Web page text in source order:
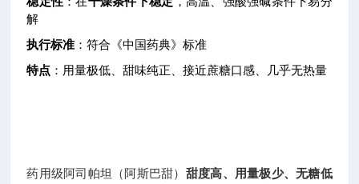
解
执行标准 ：符合《中国药典》标准
特点 ：用量极低、甜味纯正、接近蔗糖口感、几乎无热量
药用级阿司帕坦（阿斯巴甜） 甜度高、用量极少、无糖低